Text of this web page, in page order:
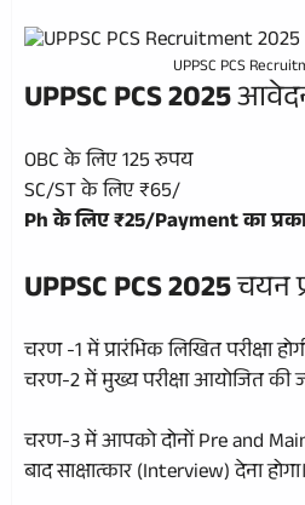
UPPSC PCS
UPPSC PCS 2025
OBC के लिए 125 रुपय
SC/ST के लिए ₹65/
Ph के लिए ₹25/Payment का
UPPSC PCS 2025चयन
चरण -1 में प्रारंभिक लिखित परीक्षा
चरण-2 में मुख्य परीक्षा आयोजित की
चरण-3 में आपको दोनों Pre and
बाद साक्षात्कार (Interview) देना होगा।